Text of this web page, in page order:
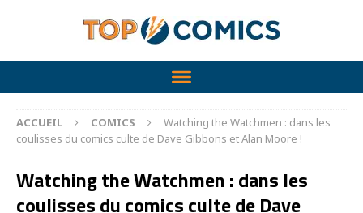
ACCUEIL COMICS
Watching the Watchmen : dans les
coulisses du comics culte de Dave Gibbons et Alan Moore !
Watching the Watchmen : dans les
coulisses du comics culte de Dave